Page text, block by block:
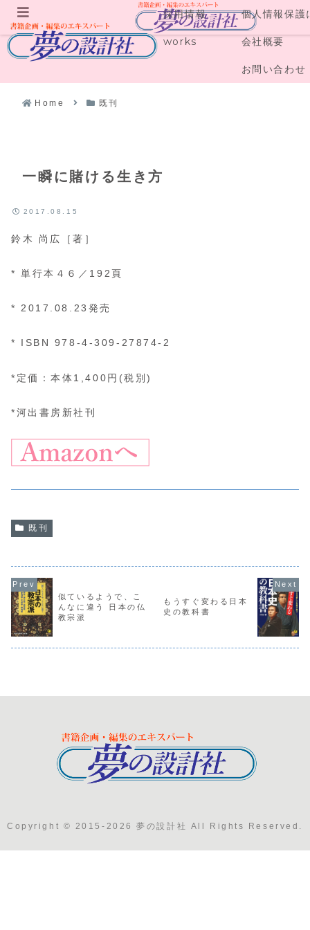
採用情報 個人情報保護
works 会社概要
お問い合わせ
Home 既刊
一瞬に賭ける生き方
2017.08.15
鈴木 尚広［著］
* 単行本４６／192頁
* 2017.08.23発売
* ISBN 978-4-309-27874-2
*定価：本体1,400円(税別)
*河出書房新社刊
既刊
似ているようで、こ
んなに違う 日本の仏
教宗派
もうすぐ変わる日本
史の教科書
Copyright © 2015-2026 夢の設計社 All Rights Reserved.
メニュー